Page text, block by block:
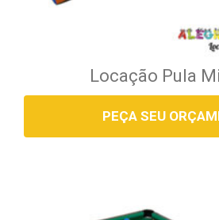
Locação Pula
PEÇA SEU